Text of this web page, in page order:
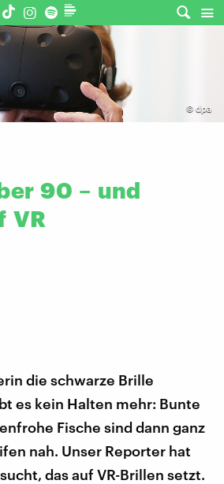
© dpa
90 – und
VR
die schwarze Brille
es kein Halten mehr: Bunte
Fische sind dann ganz
nah. Unser Reporter hat
das auf VR-Brillen setzt.